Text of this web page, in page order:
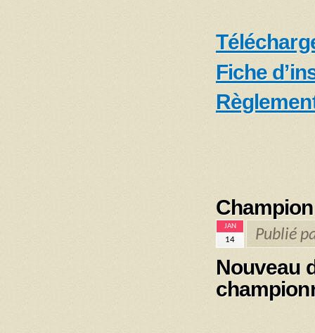
Fiche
JAN
14 Publié
Nouveau